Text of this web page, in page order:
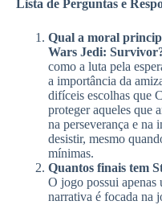
Lista de Perguntas e
Qual a moral
Wars Jedi:
como a luta pela
a importância da
difíceis escolhas que
proteger aqueles que
na perseverança e na
desistir, mesmo
mínimas.
Quantos finais tem
O jogo possui
narrativa é focada na